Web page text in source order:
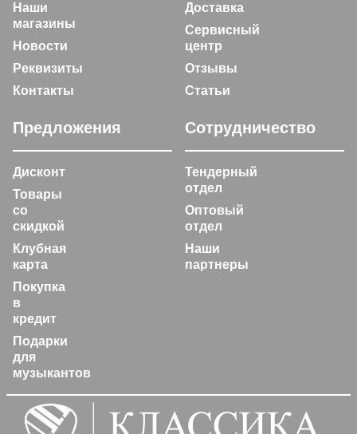
Наши
магазины
Новости
Реквизиты
Контакты
Доставка
Сервисный
центр
Отзывы
Статьи
Предложения
Дисконт
Товары
со
скидкой
Клубная
карта
Покупка
в
кредит
Подарки
для
музыкантов
Сотрудничество
Тендерный
отдел
Оптовый
отдел
Наши
партнеры